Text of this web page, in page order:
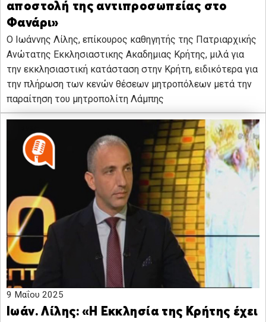
αποστολή της αντιπροσωπείας στο
Φανάρι»
Ο Ιωάννης Λίλης, επίκουρος καθηγητής της Πατριαρχικής
Ανώτατης Εκκλησιαστικης Ακαδημιας Κρήτης, μιλά για
την εκκλησιαστική κατάσταση στην Κρήτη, ειδικότερα για
την πλήρωση των κενών θέσεων μητροπόλεων μετά την
παραίτηση του μητροπολίτη Λάμπης
9 Μαΐου 2025
Ιωάν. Λίλης: «Η Εκκλησία της Κρήτης έχει